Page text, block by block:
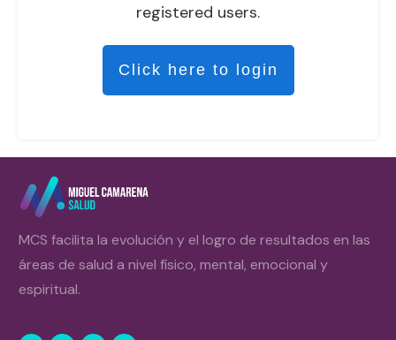
registered users.
Click here to login
MCS facilita la evolución y el logro de resultados en las
áreas de salud a nivel físico, mental, emocional y
espiritual.